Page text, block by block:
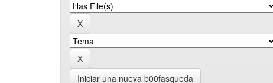
Iniciar una nueva b00fasqueda